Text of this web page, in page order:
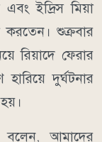
ইদ্রিস মিয়া
শুক্রবার
রিয়াদে ফেরার
দুর্ঘটনার
বলেন, আমাদের